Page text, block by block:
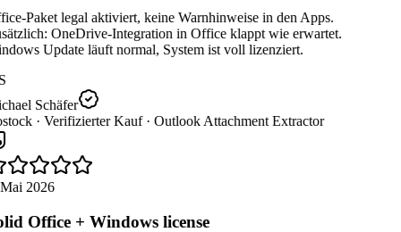
Paket legal aktiviert, keine Warnhinweise in den Apps.
OneDrive-Integration in Office klappt wie erwartet.
Update läuft normal, System ist voll lizenziert.
Schäfer
· Verifizierter Kauf · Outlook Attachment Extractor
2026
Office + Windows license